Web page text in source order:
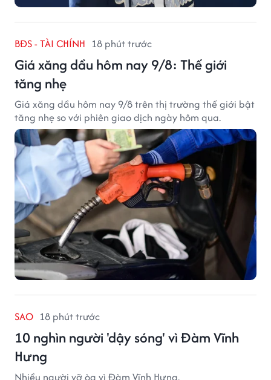
BĐS - TÀI CHÍNH 18 phút trước
Giá xăng dầu hôm nay 9/8: Thế giới
tăng nhẹ
Giá xăng dầu hôm nay 9/8 trên thị trường thế giới bật
tăng nhẹ so với phiên giao dịch ngày hôm qua.
SAO 18 phút trước
10 nghìn người 'dậy sóng' vì Đàm Vĩnh
Hưng
Nhiều người vỡ òa vì Đàm Vĩnh Hưng.